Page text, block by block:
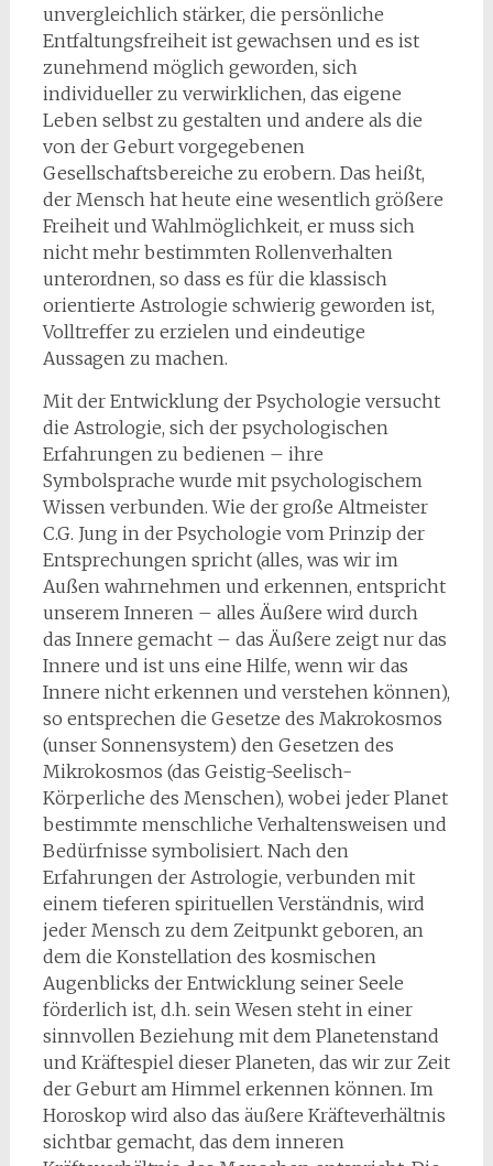
unvergleichlich stärker, die persönliche
Entfaltungsfreiheit ist gewachsen und es ist
zunehmend möglich geworden, sich
individueller zu verwirklichen, das eigene
Leben selbst zu gestalten und andere als die
von der Geburt vorgegebenen
Gesellschaftsbereiche zu erobern. Das heißt,
der Mensch hat heute eine wesentlich größere
Freiheit und Wahlmöglichkeit, er muss sich
nicht mehr bestimmten Rollenverhalten
unterordnen, so dass es für die klassisch
orientierte Astrologie schwierig geworden ist,
Volltreffer zu erzielen und eindeutige
Aussagen zu machen.
Mit der Entwicklung der Psychologie versucht
die Astrologie, sich der psychologischen
Erfahrungen zu bedienen – ihre
Symbolsprache wurde mit psychologischem
Wissen verbunden. Wie der große Altmeister
C.G. Jung in der Psychologie vom Prinzip der
Entsprechungen spricht (alles, was wir im
Außen wahrnehmen und erkennen, entspricht
unserem Inneren – alles Äußere wird durch
das Innere gemacht – das Äußere zeigt nur das
Innere und ist uns eine Hilfe, wenn wir das
Innere nicht erkennen und verstehen können),
so entsprechen die Gesetze des Makrokosmos
(unser Sonnensystem) den Gesetzen des
Mikrokosmos (das Geistig-Seelisch-
Körperliche des Menschen), wobei jeder Planet
bestimmte menschliche Verhaltensweisen und
Bedürfnisse symbolisiert. Nach den
Erfahrungen der Astrologie, verbunden mit
einem tieferen spirituellen Verständnis, wird
jeder Mensch zu dem Zeitpunkt geboren, an
dem die Konstellation des kosmischen
Augenblicks der Entwicklung seiner Seele
förderlich ist, d.h. sein Wesen steht in einer
sinnvollen Beziehung mit dem Planetenstand
und Kräftespiel dieser Planeten, das wir zur Zeit
der Geburt am Himmel erkennen können. Im
Horoskop wird also das äußere Kräfteverhältnis
sichtbar gemacht, das dem inneren